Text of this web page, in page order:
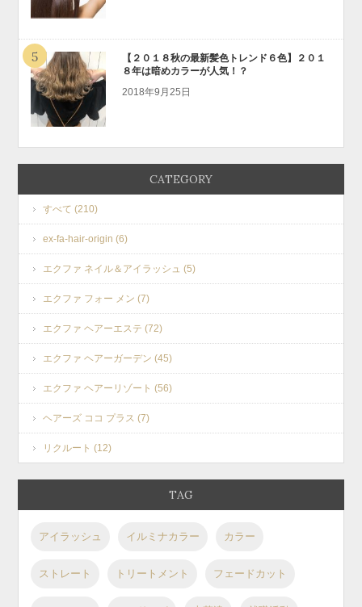
5
【２０１８秋の最新髪色トレンド６色】２０１
８年は暗めカラーが人気！？
2018年9月25日
CATEGORY
すべて (210)
ex-fa-hair-origin (6)
エクファ ネイル＆アイラッシュ (5)
エクファ フォー メン (7)
エクファ ヘアーエステ (72)
エクファ ヘアーガーデン (45)
エクファ ヘアーリゾート (56)
ヘアーズ ココ プラス (7)
リクルート (12)
TAG
アイラッシュ イルミナカラー カラー
ストレート トリートメント フェードカット